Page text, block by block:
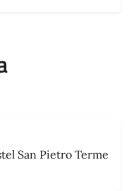
San Pietro Terme